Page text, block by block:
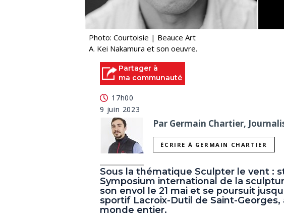
Photo: Courtoisie | Beauce Art
A. Kei Nakamura et son oeuvre.
Partager à
ma communauté
17h00
9 juin 2023
Par Germain Chartier,
ÉCRIRE À GERMAIN CHARTIER
Sous la thématique Sculpter le vent :
Symposium international de la
son envol le 21 mai et se poursuit
sportif Lacroix-Dutil de Saint-
monde entier.